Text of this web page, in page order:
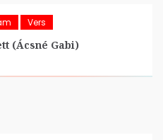
Vers
(Ácsné Gabi)